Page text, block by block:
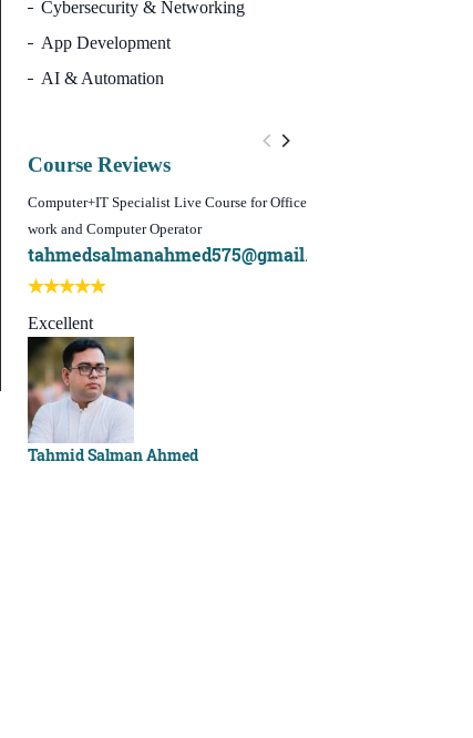
Cybersecurity & Networking
App Development
AI & Automation
Course Reviews
Computer+IT Specialist Live Course for Office
work and Computer Operator
tahmedsalmanahmed575@gmail.com
Excellent
Tahmid Salman Ahmed